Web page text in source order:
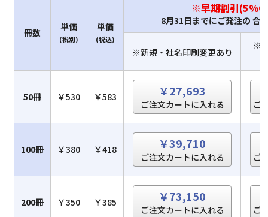
冊数 単価
(税別)
単価
(税込)
※早期割引
8月31日までにご発注の 合
※新規・社名印刷変更あり
※
50冊 ￥530 ￥583 ￥27,693
ご注文カートに入れる ご
100冊 ￥380 ￥418 ￥39,710
ご注文カートに入れる ご
200冊 ￥350 ￥385 ￥73,150
ご注文カートに入れる ご